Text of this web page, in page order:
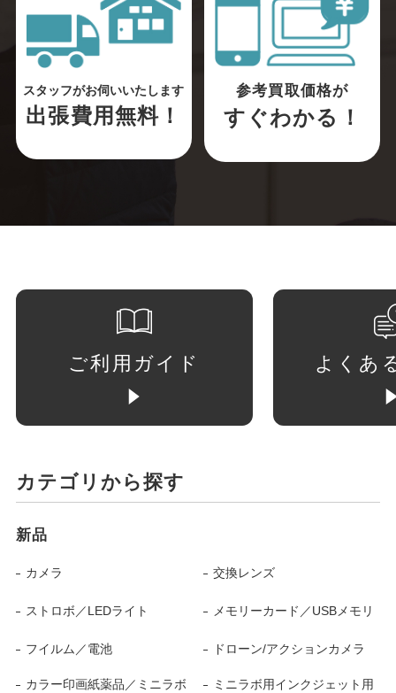
スタッフがお伺いいたします
出張費用無料！
参考買取価格が
すぐわかる！
ご利用ガイド よくあ
カテゴリから探す
新品
カメラ 交換レンズ
ストロボ／LEDライト メモリーカード／USBメモリ
フイルム／電池 ドローン/アクションカメラ
カラー印画紙薬品／ミニラボ
ミニラボ用インクジェット用